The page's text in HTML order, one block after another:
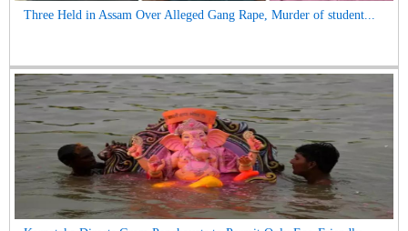
Three Held in Assam Over Alleged Gang Rape, Murder of student...